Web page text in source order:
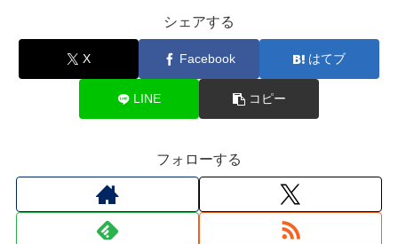
シェアする
X Facebook はてブ
LINE コピー
フォローする